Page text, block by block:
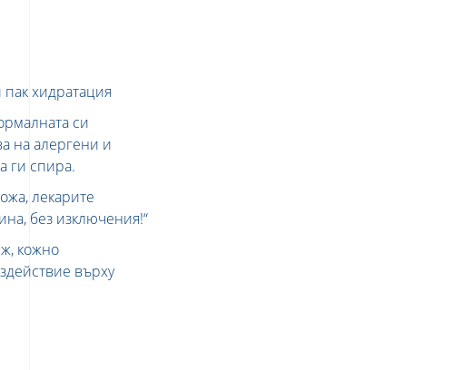
хидратация
си
на алергени и
ги спира.
лекарите
без изключения!“
кожно
върху